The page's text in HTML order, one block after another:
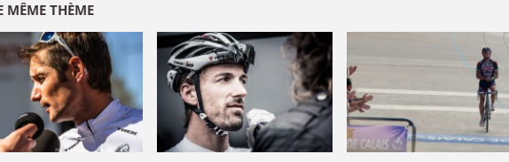
MÊME THÈME